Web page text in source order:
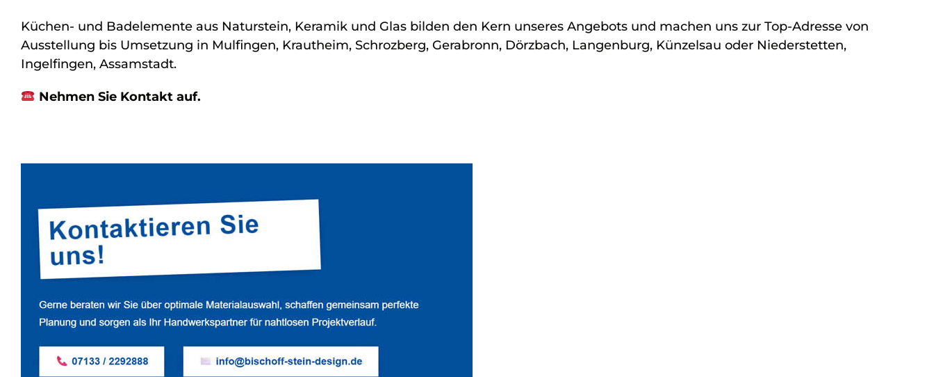
Küchen- und Badelemente aus Naturstein, Keramik und Glas bilden den Kern unseres Angebots und machen uns zur Top-Adresse von
Ausstellung bis Umsetzung in Mulfingen, Krautheim, Schrozberg, Gerabronn, Dörzbach, Langenburg, Künzelsau oder Niederstetten,
Ingelfingen, Assamstadt.
Nehmen Sie Kontakt auf.